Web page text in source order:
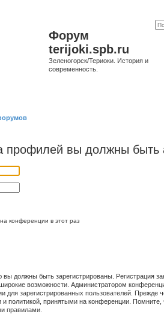
Форум
terijoki.spb.ru
Зеленогорск/Териоки. История и
современность.
профилей вы должны быть
конференции в этот раз
должны быть зарегистрированы. Регистрация
возможности. Администратором
для зарегистрированных пользователей. Прежде
и политикой, принятыми на конференции.
правилами.